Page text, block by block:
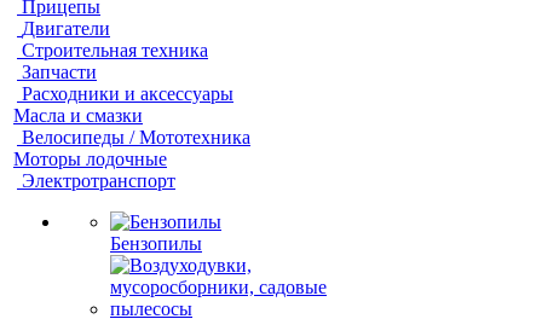
Прицепы
Двигатели
Строительная техника
Запчасти
Расходники и аксессуары
Масла и смазки
Велосипеды / Мототехника
Моторы лодочные
Электротранспорт
Бензопилы